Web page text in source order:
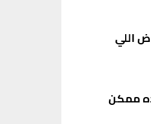
اللي
ممكن